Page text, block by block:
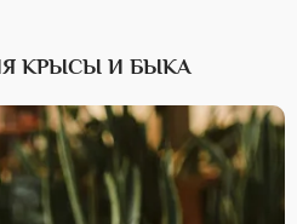
КРЫСЫ И БЫКА